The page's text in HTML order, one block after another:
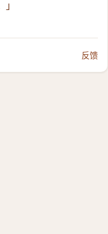
反馈